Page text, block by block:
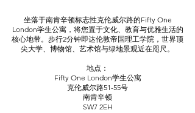
坐落于南肯辛顿标志性克伦威尔路的Fifty One
London学生公寓，将您置于文化、教育与优雅生活的
核心地带。步行2分钟即达伦敦帝国理工学院，世界顶
尖大学、博物馆、艺术馆与绿地景观近在咫尺。
地点：
Fifty One London学生公寓
克伦威尔路51-55号
南肯辛顿
SW7 2EH